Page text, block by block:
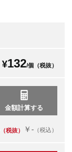
¥132/個（税抜）
（税抜） ￥- （税込）